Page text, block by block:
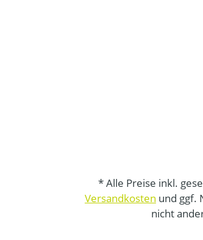
* Alle Preise inkl.
Versandkosten und ggf.
nicht